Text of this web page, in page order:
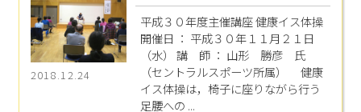
2018.12.24
平成３０年度主催講座 健康イス体操
開催日 ： 平成３０年１１月２１日
（水） 講 師 ： 山形 勝彦 氏
（セントラルスポーツ所属） 健康
イス体操は，椅子に座りながら行う
足腰への ...